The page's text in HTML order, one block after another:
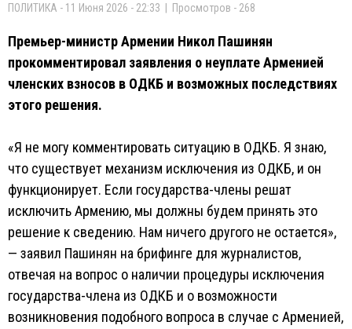
ПОЛИТИКА - 11 Июня 2026 - 22:33 | Просмотров - 268
Премьер-министр Армении Никол Пашинян
прокомментировал заявления о неуплате Арменией
членских взносов в ОДКБ и возможных последствиях
этого решения.
«Я не могу комментировать ситуацию в ОДКБ. Я знаю,
что существует механизм исключения из ОДКБ, и он
функционирует. Если государства-члены решат
исключить Армению, мы должны будем принять это
решение к сведению. Нам ничего другого не остается»,
— заявил Пашинян на брифинге для журналистов,
отвечая на вопрос о наличии процедуры исключения
государства-члена из ОДКБ и о возможности
возникновения подобного вопроса в случае с Арменией,